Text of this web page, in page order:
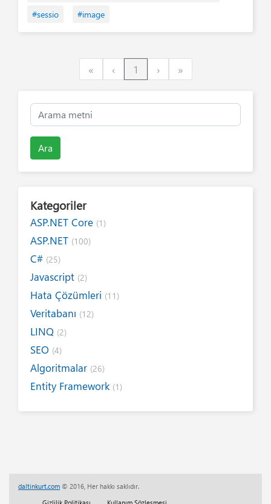
#sessio
#image
«First ‹Previous
1 ›Next»Last
Ara
Kategoriler
ASP.NET Core (1)
ASP.NET (100)
C# (25)
Javascript (2)
Hata Çözümleri (11)
Veritabanı (12)
LINQ (2)
SEO (4)
Algoritmalar (26)
Entity Framework (1)
daltinkurt.com © 2016, Her hakkı saklıdır.